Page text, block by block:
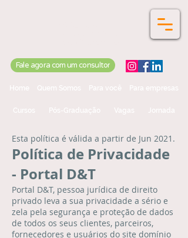
Fale agora com um consultor
Esta política é válida a partir de Jun 2021.
Política de Privacidade
- Portal D&T
Portal D&T, pessoa jurídica de direito
privado leva a sua privacidade a sério e
zela pela segurança e proteção de dados
de todos os seus clientes, parceiros,
fornecedores e usuários do site domínio